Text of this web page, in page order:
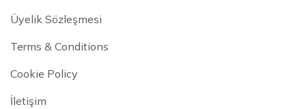
Üyelik Sözleşmesi
Terms & Conditions
Cookie Policy
İletişim